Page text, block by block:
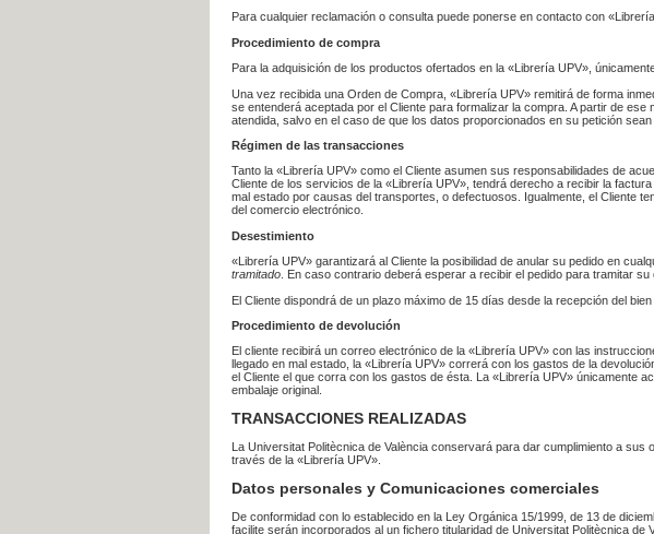
Para cualquier reclamación o consulta puede ponerse en contacto con
Procedimiento de compra
Para la adquisición de los productos ofertados en la «Librería UPV»,
Una vez recibida una Orden de Compra, «Librería UPV» remitirá de forma
se entenderá aceptada por el Cliente para formalizar la compra. A partir de
atendida, salvo en el caso de que los datos proporcionados en su petición
Régimen de las transacciones
Tanto la «Librería UPV» como el Cliente asumen sus responsabilidades de
Cliente de los servicios de la «Librería UPV», tendrá derecho a recibir la
mal estado por causas del transportes, o defectuosos. Igualmente, el Cliente
del comercio electrónico.
Desestimiento
«Librería UPV» garantizará al Cliente la posibilidad de anular su pedido en
tramitado . En caso contrario deberá esperar a recibir el pedido para tramitar
El Cliente dispondrá de un plazo máximo de 15 días desde la recepción del
Procedimiento de devolución
El cliente recibirá un correo electrónico de la «Librería UPV» con las
llegado en mal estado, la «Librería UPV» correrá con los gastos de la
el Cliente el que corra con los gastos de ésta. La «Librería UPV» únicamente
embalaje original.
TRANSACCIONES REALIZADAS
La Universitat Politècnica de València conservará para dar cumplimiento a
través de la «Librería UPV».
Datos personales y Comunicaciones comerciales
De conformidad con lo establecido en la Ley Orgánica 15/1999, de 13 de
facilite serán incorporados al un fichero titularidad de Universitat Politècnica de